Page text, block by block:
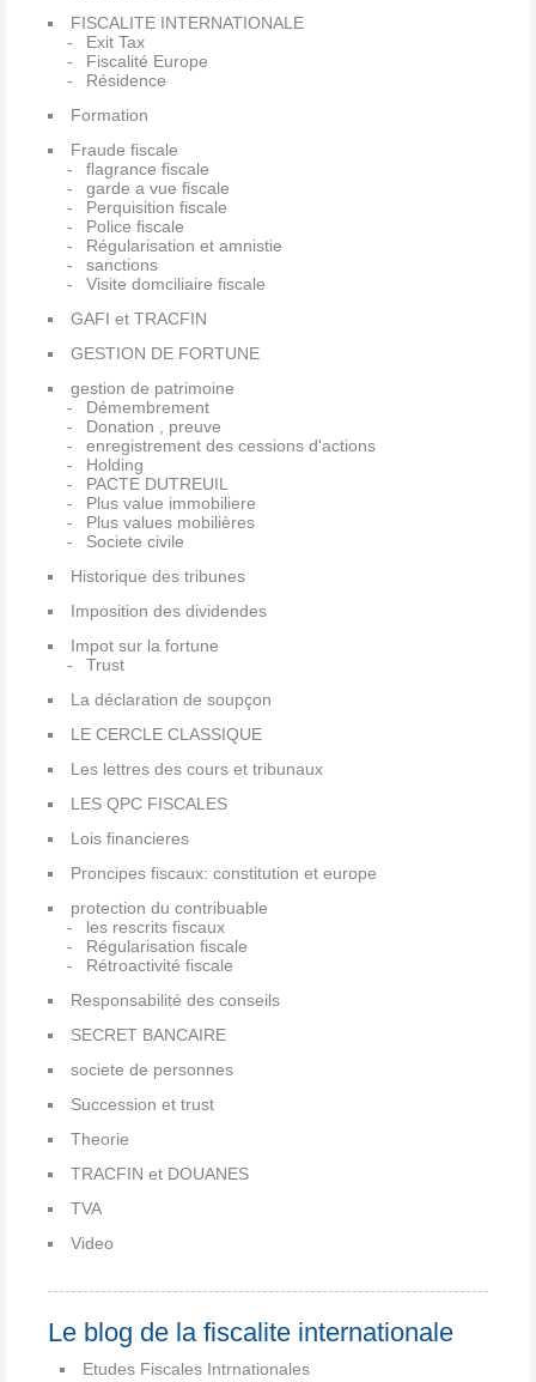
FISCALITE INTERNATIONALE
Exit Tax
Fiscalité Europe
Résidence
Formation
Fraude fiscale
flagrance fiscale
garde a vue fiscale
Perquisition fiscale
Police fiscale
Régularisation et amnistie
sanctions
Visite domciliaire fiscale
GAFI et TRACFIN
GESTION DE FORTUNE
gestion de patrimoine
Démembrement
Donation , preuve
enregistrement des cessions d'actions
Holding
PACTE DUTREUIL
Plus value immobiliere
Plus values mobilières
Societe civile
Historique des tribunes
Imposition des dividendes
Impot sur la fortune
Trust
La déclaration de soupçon
LE CERCLE CLASSIQUE
Les lettres des cours et tribunaux
LES QPC FISCALES
Lois financieres
Proncipes fiscaux: constitution et europe
protection du contribuable
les rescrits fiscaux
Régularisation fiscale
Rétroactivité fiscale
Responsabilité des conseils
SECRET BANCAIRE
societe de personnes
Succession et trust
Theorie
TRACFIN et DOUANES
TVA
Video
Le blog de la fiscalite internationale
Etudes Fiscales Intrnationales